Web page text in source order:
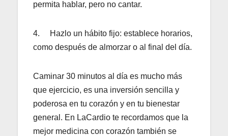
permita hablar, pero no cantar.
4. Hazlo un hábito fijo: establece horarios,
como después de almorzar o al final del día.
Caminar 30 minutos al día es mucho más
que ejercicio, es una inversión sencilla y
poderosa en tu corazón y en tu bienestar
general. En LaCardio te recordamos que la
mejor medicina con corazón también se